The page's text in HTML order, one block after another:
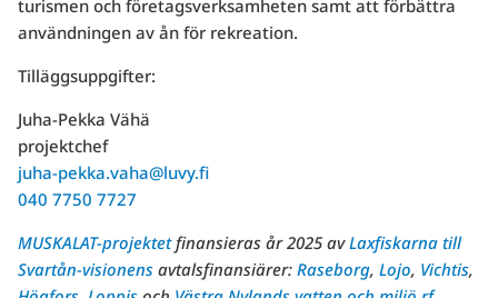
turismen och företagsverksamheten samt att förbättra
användningen av ån för rekreation.
Tilläggsuppgifter:
Juha-Pekka Vähä
projektchef
juha-pekka.vaha@luvy.fi
040 7750 7727
MUSKALAT-projektetfinansieras år 2025 avLaxfiskarna till
Svartån-visionensavtalsfinansiärer: Raseborg, Lojo, Vichtis,